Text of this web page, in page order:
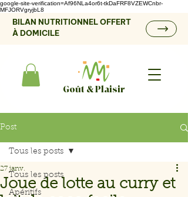
google-site-verification=Af96NLa4or6t-tkDaFRF8VZEWCnbr-
MFJORVgryjbL8
BILAN NUTRITIONNEL OFFERT
À DOMICILE
Goût & Plaisir
Post
Tous les posts
Apéritifs
Tous les posts
Joue de lotte au curry et
27 janv.